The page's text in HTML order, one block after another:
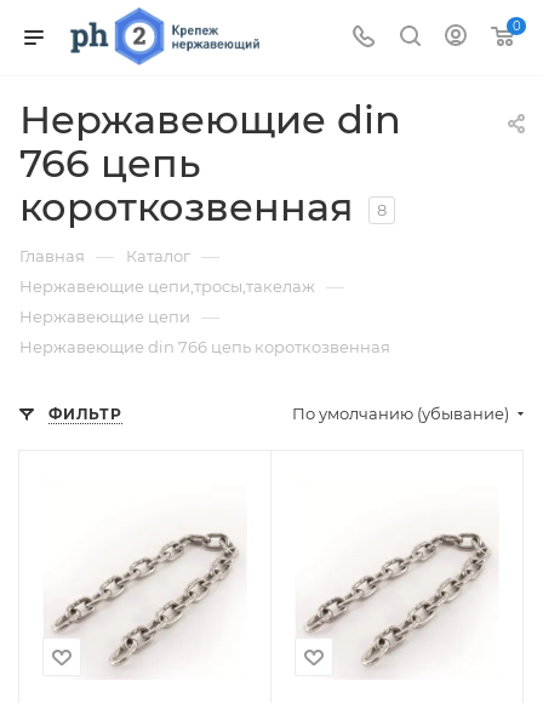
0
Нержавеющие din
766 цепь
короткозвенная
8
Главная — Каталог —
Нержавеющие цепи,тросы,такелаж —
Нержавеющие цепи —
Нержавеющие din 766 цепь короткозвенная
ФИЛЬТР По умолчанию (убывание)